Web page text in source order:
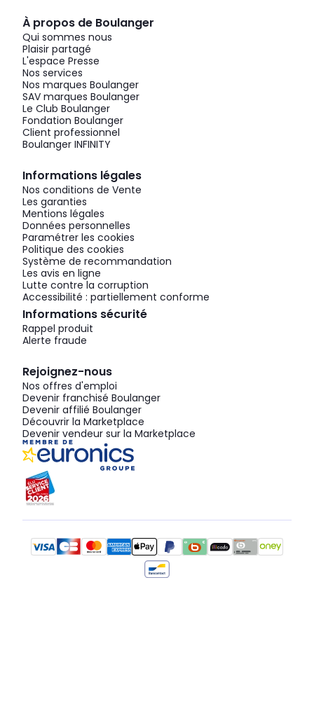
À propos de Boulanger
Qui sommes nous
Plaisir partagé
L'espace Presse
Nos services
Nos marques Boulanger
SAV marques Boulanger
Le Club Boulanger
Fondation Boulanger
Client professionnel
Boulanger INFINITY
Informations légales
Nos conditions de Vente
Les garanties
Mentions légales
Données personnelles
Paramétrer les cookies
Politique des cookies
Système de recommandation
Les avis en ligne
Lutte contre la corruption
Accessibilité : partiellement conforme
Informations sécurité
Rappel produit
Alerte fraude
Rejoignez-nous
Nos offres d'emploi
Devenir franchisé Boulanger
Devenir affilié Boulanger
Découvrir la Marketplace
Devenir vendeur sur la Marketplace